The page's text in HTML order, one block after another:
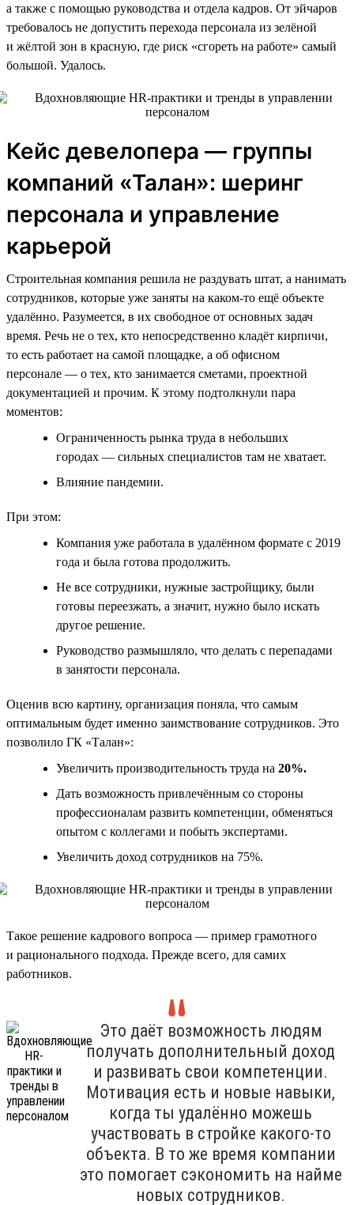
а также с помощью руководства и отдела кадров. От эйчаров
требовалось не допустить перехода персонала из зелёной
и жёлтой зон в красную, где риск «сгореть на работе» самый
большой. Удалось.
Кейс девелопера — группы
компаний «Талан»: шеринг
персонала и управление
карьерой
Строительная компания решила не раздувать штат, а нанимать
сотрудников, которые уже заняты на каком-то ещё объекте
удалённо. Разумеется, в их свободное от основных задач
время. Речь не о тех, кто непосредственно кладёт кирпичи,
то есть работает на самой площадке, а об офисном
персонале — о тех, кто занимается сметами, проектной
документацией и прочим. К этому подтолкнули пара
моментов:
Ограниченность рынка труда в небольших
городах — сильных специалистов там не хватает.
Влияние пандемии.
При этом:
Компания уже работала в удалённом формате с 2019
года и была готова продолжить.
Не все сотрудники, нужные застройщику, были
готовы переезжать, а значит, нужно было искать
другое решение.
Руководство размышляло, что делать с перепадами
в занятости персонала.
Оценив всю картину, организация поняла, что самым
оптимальным будет именно заимствование сотрудников. Это
позволило ГК «Талан»:
Увеличить производительность труда на 20%.
Дать возможность привлечённым со стороны
профессионалам развить компетенции, обменяться
опытом с коллегами и побыть экспертами.
Увеличить доход сотрудников на 75%.
Такое решение кадрового вопроса — пример грамотного
и рационального подхода. Прежде всего, для самих
работников.
Это даёт возможность людям
получать дополнительный доход
и развивать свои компетенции.
Мотивация есть и новые навыки,
когда ты удалённо можешь
участвовать в стройке какого-то
объекта. В то же время компании
это помогает сэкономить на найме
новых сотрудников.